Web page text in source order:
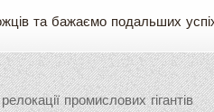
та бажаємо подальших
промислових гігантів